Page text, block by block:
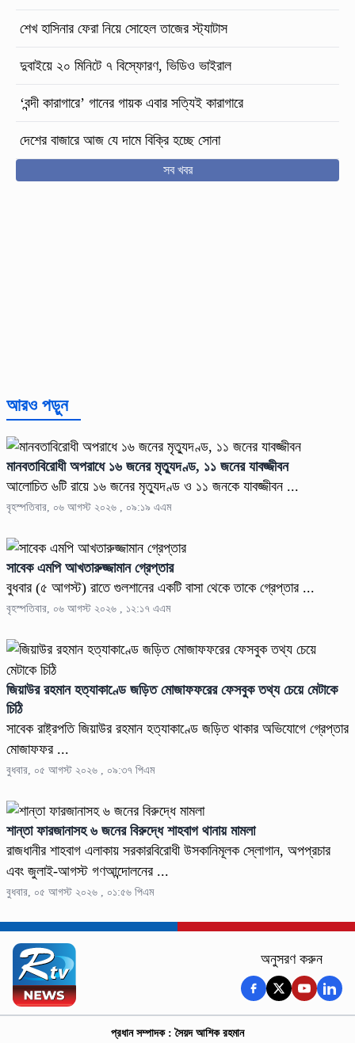
শেখ হাসিনার ফেরা নিয়ে সোহেল তাজের স্ট্যাটাস
দুবাইয়ে ২০ মিনিটে ৭ বিস্ফোরণ, ভিডিও ভাইরাল
‘বন্দী কারাগারে’ গানের গায়ক এবার সত্যিই কারাগারে
দেশের বাজারে আজ যে দামে বিক্রি হচ্ছে সোনা
সব খবর
আরও পড়ুন
মানবতাবিরোধী অপরাধে ১৬ জনের মৃত্যুদণ্ড, ১১ জনের যাবজ্জীবন
আলোচিত ৬টি রায়ে ১৬ জনের মৃত্যুদণ্ড ও ১১ জনকে যাবজ্জীবন ...
বৃহস্পতিবার, ০৬ আগস্ট ২০২৬ , ০৯:১৯ এএম
সাবেক এমপি আখতারুজ্জামান গ্রেপ্তার
বুধবার (৫ আগস্ট) রাতে গুলশানের একটি বাসা থেকে তাকে গ্রেপ্তার ...
বৃহস্পতিবার, ০৬ আগস্ট ২০২৬ , ১২:১৭ এএম
জিয়াউর রহমান হত্যাকাণ্ডে জড়িত মোজাফফরের ফেসবুক তথ্য চেয়ে মেটাকে
চিঠি
সাবেক রাষ্ট্রপতি জিয়াউর রহমান হত্যাকাণ্ডে জড়িত থাকার অভিযোগে গ্রেপ্তার
মোজাফফর ...
বুধবার, ০৫ আগস্ট ২০২৬ , ০৯:৩৭ পিএম
শান্তা ফারজানাসহ ৬ জনের বিরুদ্ধে শাহবাগ থানায় মামলা
রাজধানীর শাহবাগ এলাকায় সরকারবিরোধী উসকানিমূলক স্লোগান, অপপ্রচার
এবং জুলাই-আগস্ট গণআন্দোলনের ...
বুধবার, ০৫ আগস্ট ২০২৬ , ০১:৫৬ পিএম
অনুসরণ করুন
প্রধান সম্পাদক : সৈয়দ আশিক রহমান